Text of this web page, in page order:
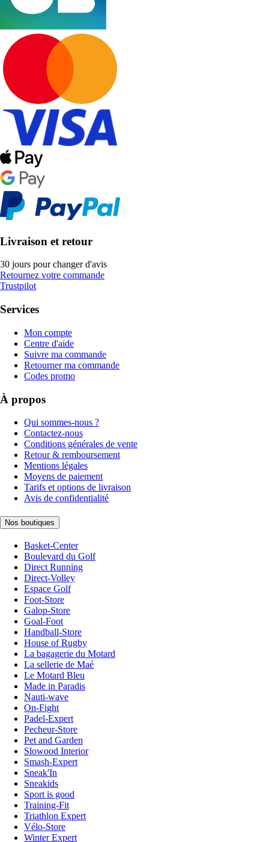
Livraison et retour
30 jours pour changer d'avis
Retournez votre commande
Trustpilot
Services
Mon compte
Centre d'aide
Suivre ma commande
Retourner ma commande
Codes promo
À propos
Qui sommes-nous ?
Contactez-nous
Conditions générales de vente
Retour & remboursement
Mentions légales
Moyens de paiement
Tarifs et options de livraison
Avis de confidentialité
Nos boutiques
Basket-Center
Boulevard du Golf
Direct Running
Direct-Volley
Espace Golf
Foot-Store
Galop-Store
Goal-Foot
Handball-Store
House of Rugby
La bagagerie du Motard
La sellerie de Maé
Le Motard Bleu
Made in Paradis
Nauti-wave
On-Fight
Padel-Expert
Pecheur-Store
Pet and Garden
Slowood Interior
Smash-Expert
Sneak'In
Sneakids
Sport is good
Training-Fit
Triathlon Expert
Vélo-Store
Winter Expert